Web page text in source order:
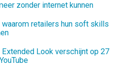
zonder internet kunnen
retailers hun soft skills
Extended Look verschijnt op 27